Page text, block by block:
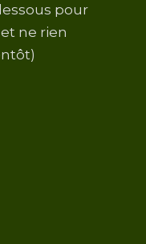
pour
ne rien